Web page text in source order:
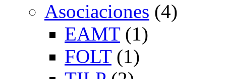
Asociaciones (4)
EAMT(1)
FOLT(1)